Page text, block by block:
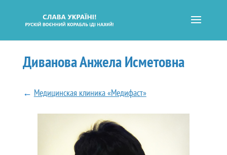
Диванова Анжела Исметовна
← Медицинская клиника «Медифаст»